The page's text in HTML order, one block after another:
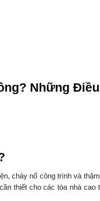
Những
cháy nổ công trình và
thiết cho các tòa nhà cao